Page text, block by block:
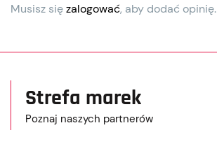
Musisz sięzalogować, aby dodać opinię.
Strefa marek
Poznaj naszych partnerów